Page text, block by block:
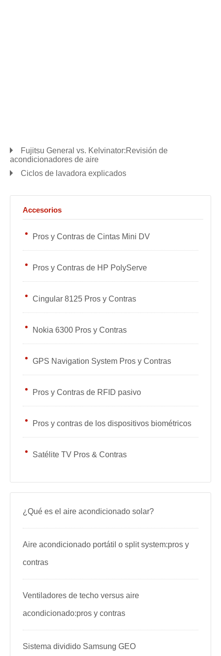
Fujitsu General vs. Kelvinator:Revisión de
acondicionadores de aire
Ciclos de lavadora explicados
Accesorios
Pros y Contras de Cintas Mini DV
Pros y Contras de HP PolyServe
Cingular 8125 Pros y Contras
Nokia 6300 Pros y Contras
GPS Navigation System Pros y Contras
Pros y Contras de RFID pasivo
Pros y contras de los dispositivos biométricos
Satélite TV Pros & Contras
¿Qué es el aire acondicionado solar?
Aire acondicionado portátil o split system:pros y
contras
Ventiladores de techo versus aire
acondicionado:pros y contras
Sistema dividido Samsung GEO